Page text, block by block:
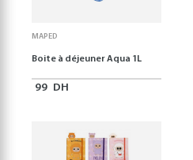
MAPED
Boite à déjeuner Aqua 1L
99 DH